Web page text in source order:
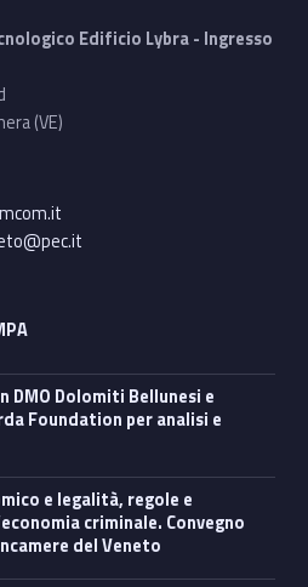
Edificio Lybra - Ingresso
(VE)
Foundation per analisi e
criminale. Convegno
del Veneto